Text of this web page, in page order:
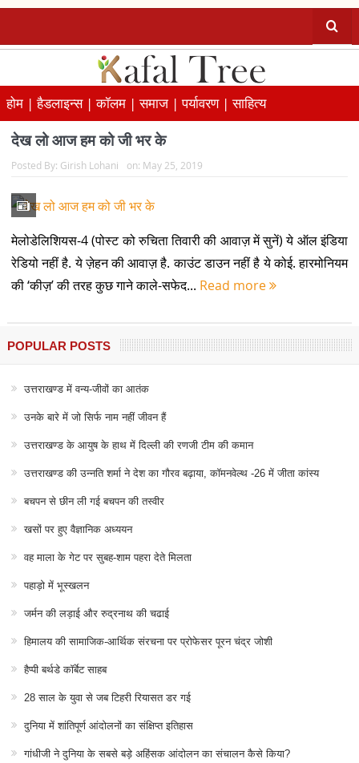
होम |हैडलाइन्स |कॉलम |समाज |पर्यावरण |साहित्य
देख लो आज हम को जी भर के
Posted By: Girish Lohani on: May 25, 2019
मेलोडेलिशियस-4 (पोस्ट को रुचिता तिवारी की आवाज़ में सुनें) ये ऑल इंडिया
रेडियो नहीं है. ये ज़ेहन की आवाज़ है. काउंट डाउन नहीं है ये कोई. हारमोनियम
की ‘कीज़’ की तरह कुछ गाने काले-सफेद... Read more
POPULAR POSTS
उत्तराखण्ड में वन्य-जीवों का आतंक
उनके बारे में जो सिर्फ नाम नहीं जीवन हैं
उत्तराखण्ड के आयुष के हाथ में दिल्ली की रणजी टीम की कमान
उत्तराखण्ड की उन्नति शर्मा ने देश का गौरव बढ़ाया, कॉमनवेल्थ -26 में जीता कांस्य
बचपन से छीन ली गई बचपन की तस्वीर
खसों पर हुए वैज्ञानिक अध्ययन
वह माला के गेट पर सुबह-शाम पहरा देते मिलता
पहाड़ो में भूस्खलन
जर्मन की लड़ाई और रुद्रनाथ की चढाई
हिमालय की सामाजिक-आर्थिक संरचना पर प्रोफेसर पूरन चंद्र जोशी
हैप्पी बर्थडे कॉर्बेट साहब
28 साल के युवा से जब टिहरी रियासत डर गई
दुनिया में शांतिपूर्ण आंदोलनों का संक्षिप्त इतिहास
गांधीजी ने दुनिया के सबसे बड़े अहिंसक आंदोलन का संचालन कैसे किया?